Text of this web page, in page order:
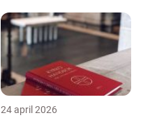
24 april 2026